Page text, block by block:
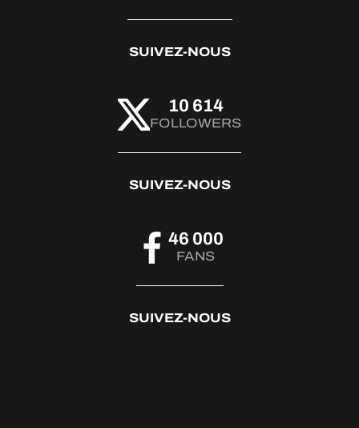
SUIVEZ-NOUS
10 614
FOLLOWERS
SUIVEZ-NOUS
46 000
FANS
SUIVEZ-NOUS